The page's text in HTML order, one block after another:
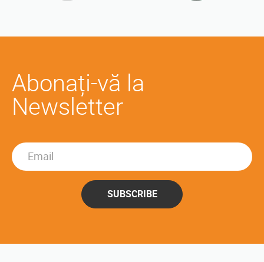
Abonați-vă la
Newsletter
SUBSCRIBE